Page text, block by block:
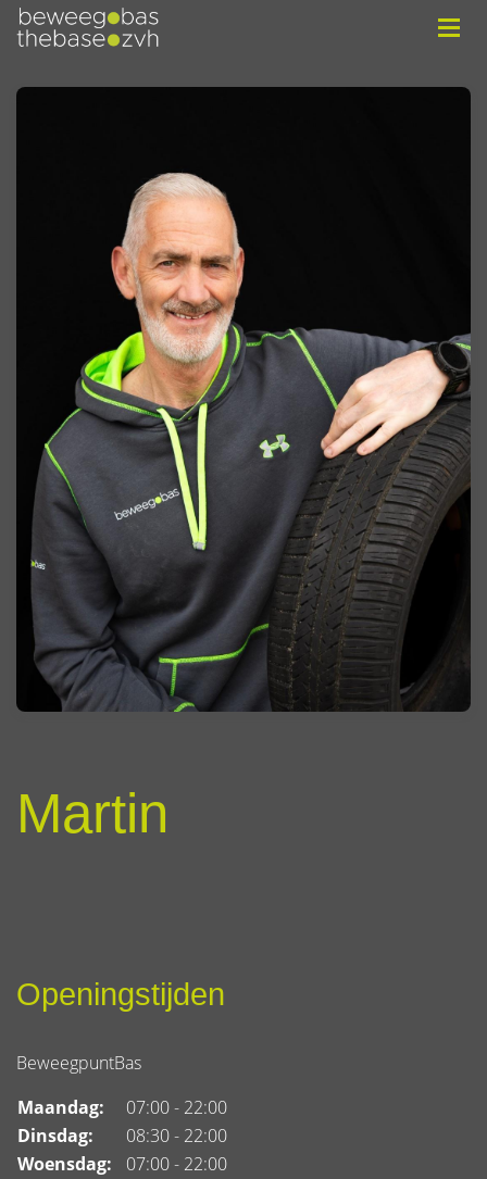
Martin
Openingstijden
BeweegpuntBas
Maandag:
07:00 - 22:00
Dinsdag:
08:30 - 22:00
Woensdag:
07:00 - 22:00